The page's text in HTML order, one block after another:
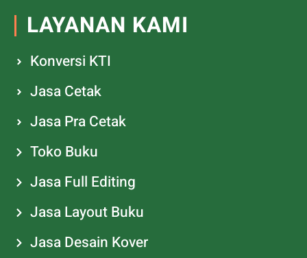
LAYANAN KAMI
Konversi KTI
Jasa Cetak
Jasa Pra Cetak
Toko Buku
Jasa Full Editing
Jasa Layout Buku
Jasa Desain Kover